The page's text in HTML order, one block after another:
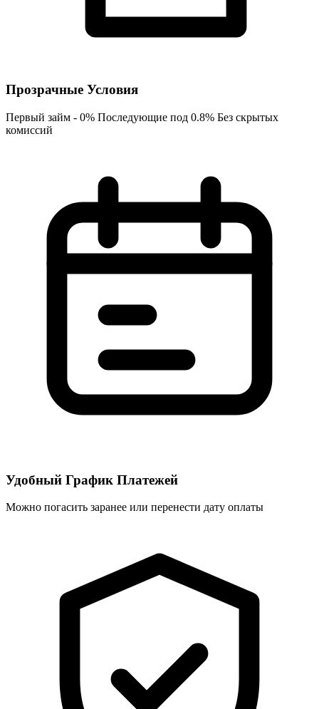
Прозрачные Условия
Первый займ - 0% Последующие под 0.8% Без скрытых
комиссий
Удобный График Платежей
Можно погасить заранее или перенести дату оплаты